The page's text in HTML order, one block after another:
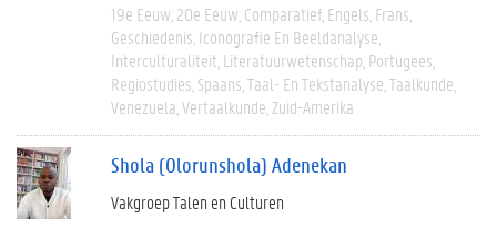
19e Eeuw 20e Eeuw Comparatief Engels Frans
Geschiedenis Iconografie En Beeldanalyse
Interculturaliteit Literatuurwetenschap Portugees
Regiostudies Spaans Taal- En Tekstanalyse Taalkunde
Venezuela Vertaalkunde Zuid-Amerika
Shola (Olorunshola) Adenekan
Vakgroep Talen en Culturen